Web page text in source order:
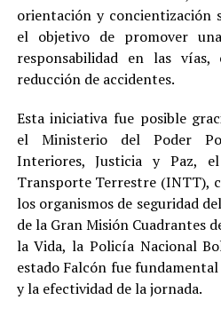
orientación y concientización
el objetivo de promover
responsabilidad en las
reducción de accidentes.
​Esta iniciativa fue posible
el Ministerio del Poder
Interiores, Justicia y Paz,
Transporte Terrestre (INTT),
los organismos de seguridad
de la Gran Misión Cuadrantes
la Vida, la Policía Nacional
estado Falcón fue
y la efectividad de la jornada.